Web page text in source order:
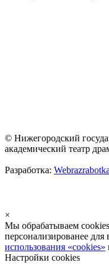
© Нижегородский
академический театр
Разработка: Webrazrabotka
×
Мы обрабатываем
персонализированее для
использования «cookies»
Настройки cookies